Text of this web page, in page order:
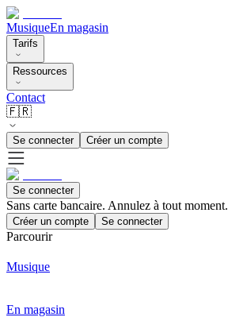
MusiqueEn magasin
Tarifs
Ressources
Contact
🇫🇷
Se connecter Créer un compte
Se connecter
Sans carte bancaire. Annulez à tout moment.
Créer un compte Se connecter
Parcourir
Musique
En magasin